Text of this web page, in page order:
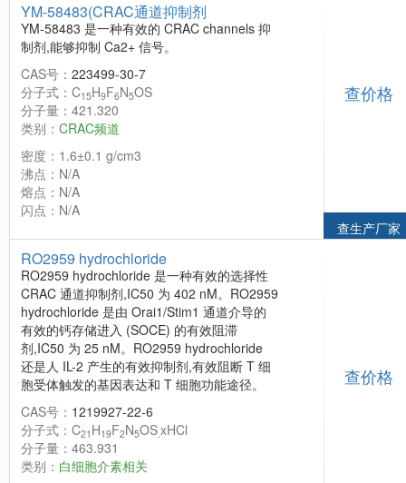
YM-58483(CRAC通道抑制剂
YM-58483 是一种有效的 CRAC channels 抑
制剂,能够抑制 Ca2+ 信号。
CAS号： 223499-30-7
分子式：C15H9F6N5OS
分子量：421.320
类别： CRAC频道
密度：1.6±0.1 g/cm3
沸点：N/A
熔点：N/A
闪点：N/A
查价格
查生产厂家
RO2959 hydrochloride
RO2959 hydrochloride 是一种有效的选择性
CRAC 通道抑制剂,IC50 为 402 nM。RO2959
hydrochloride 是由 Orai1/Stim1 通道介导的
有效的钙存储进入 (SOCE) 的有效阻滞
剂,IC50 为 25 nM。RO2959 hydrochloride
还是人 IL-2 产生的有效抑制剂,有效阻断 T 细
胞受体触发的基因表达和 T 细胞功能途径。
CAS号： 1219927-22-6
分子式：C21 H19F2N5OSxHCl
分子量：463.931
类别： 白细胞介素相关
查价格